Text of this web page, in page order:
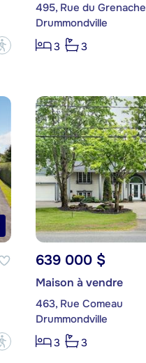
?
495, Rue du Grenache
Drummondville
3
3
?
639 000 $
Maison à vendre
463, Rue Comeau
Drummondville
3
3